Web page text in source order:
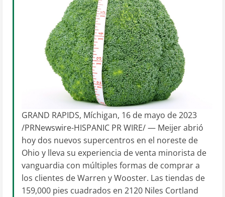
GRAND RAPIDS, Míchigan, 16 de mayo de 2023
/PRNewswire-HISPANIC PR WIRE/ — Meijer abrió
hoy dos nuevos supercentros en el noreste de
Ohio y lleva su experiencia de venta minorista de
vanguardia con múltiples formas de comprar a
los clientes de Warren y Wooster. Las tiendas de
159,000 pies cuadrados en 2120 Niles Cortland